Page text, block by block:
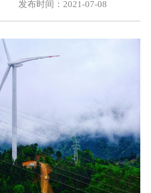
发布时间：2021-07-08